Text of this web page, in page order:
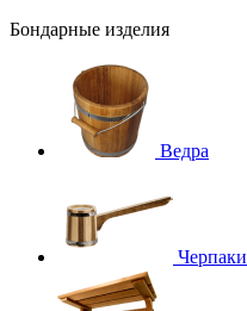
Бондарные изделия
Ведра
Черпаки